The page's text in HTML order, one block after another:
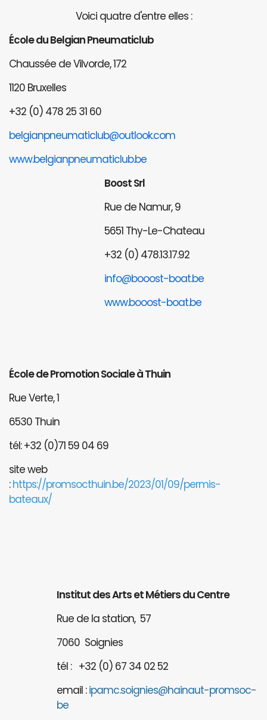
Voici quatre d'entre elles :
École du Belgian Pneumaticlub
Chaussée de Vilvorde, 172
1120 Bruxelles
+32 (0) 478 25 31 60
belgianpneumaticlub@outlook.com
www.belgianpneumaticlub.be
Boost Srl
Rue de Namur, 9
5651 Thy-Le-Chateau
+32 (0) 478.13.17.92
info@booost-boat.be
www.booost-boat.be
École de Promotion Sociale à Thuin
Rue Verte, 1
6530 Thuin
tél: +32 (0)71 59 04 69
site web
:https://promsocthuin.be/2023/01/09/permis-
bateaux/
Institut des Arts et Métiers du Centre
Rue de la station, 57
7060 Soignies
tél : +32 (0) 67 34 02 52
email :ipamc.soignies@hainaut-promsoc-
be